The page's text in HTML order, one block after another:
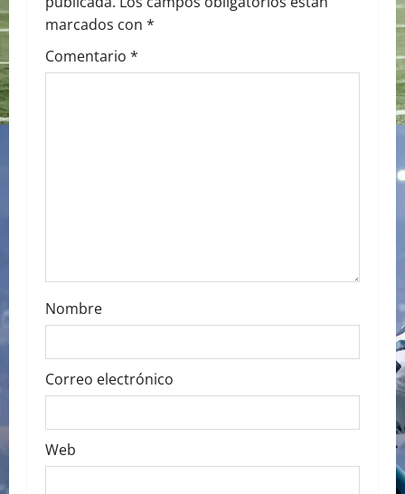
i
g
marcados con *
Comentario *
Nombre
Correo electrónico
Web